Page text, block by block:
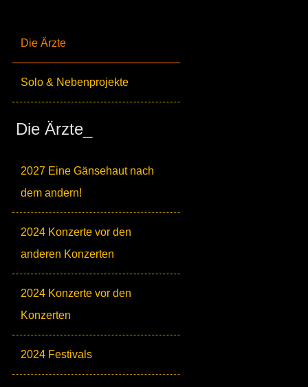
Die Ärzte
Solo & Nebenprojekte
Die Ärzte_
2027 Eine Gänsehaut nach
dem andern!
2024 Konzerte vor den
anderen Konzerten
2024 Konzerte vor den
Konzerten
2024 Festivals